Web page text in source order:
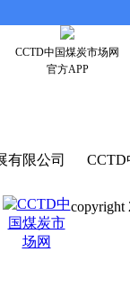
CCTD中国煤炭市场网
官方APP
有限公司
copyright